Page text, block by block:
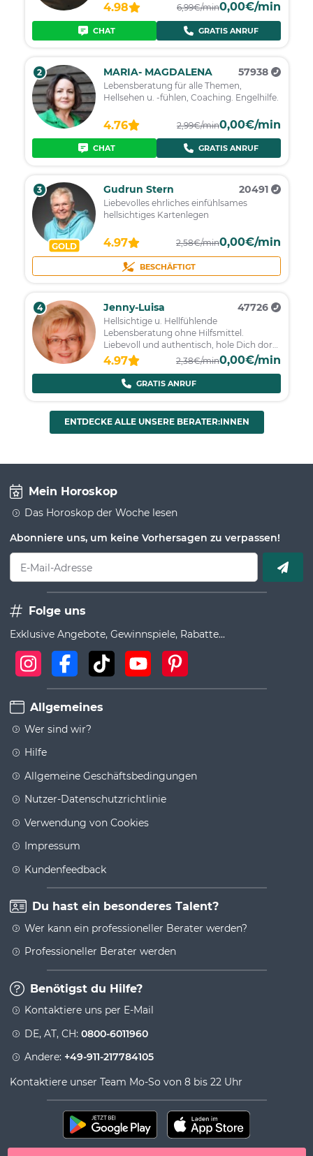
4.98 6,99€/min0,00€/min
CHAT GRATIS ANRUF
2 MARIA- MAGDALENA 57938
Lebensberatung für alle Themen,
Hellsehen u. -fühlen, Coaching. Engelhilfe.
4.76 2,99€/min0,00€/min
CHAT GRATIS ANRUF
GOLD
3 Gudrun Stern 20491
Liebevolles ehrliches einfühlsames
hellsichtiges Kartenlegen
4.97 2,58€/min0,00€/min
BESCHÄFTIGT
4 Jenny-Luisa 47726
Hellsichtige u. Hellfühlende
Lebensberatung ohne Hilfsmittel.
Liebevoll und authentisch, hole Dich dort
ab, wo Du stehst!
4.97 2,38€/min0,00€/min
GRATIS ANRUF
ENTDECKE ALLE UNSERE BERATER:INNEN
Mein Horoskop
Das Horoskop der Woche lesen
Abonniere uns, um keine Vorhersagen zu verpassen!
E-Mail-Adresse
Folge uns
Exklusive Angebote, Gewinnspiele, Rabatte...
Allgemeines
Wer sind wir?
Hilfe
Allgemeine Geschäftsbedingungen
Nutzer-Datenschutzrichtlinie
Verwendung von Cookies
Impressum
Kundenfeedback
Du hast ein besonderes Talent?
Wer kann ein professioneller Berater werden?
Professioneller Berater werden
Benötigst du Hilfe?
Kontaktiere uns per E-Mail
DE, AT, CH: 0800-6011960
Andere: +49-911-217784105
Kontaktiere unser Team Mo-So von 8 bis 22 Uhr